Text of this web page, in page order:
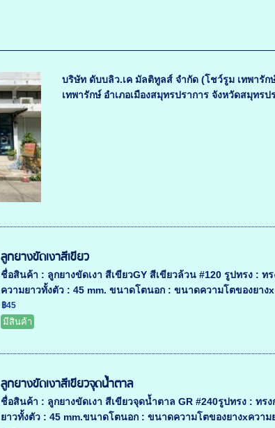
บริษัท ดับบลิว.เค มัลติทูลส์ จำกัด (โชว์รูม เทพารัก
เทพารักษ์ อำเภอเมืองสมุทรปราการ จังหวัดสมุทรป
ลูกยางขัดเงาสีเขียว
ชื่อสินค้า : ลูกยางขัดเงา สีเขียวGY สีเขียวล้วน #120 รูปทรง :
ความยาวทั้งตัว : 45 mm. ขนาดโตนอก : ขนาดความโตของยางx
฿45
มีสินค้า
ลูกยางขัดเงาสีเขียวจุดน้ำตาล
ชื่อสินค้า : ลูกยางขัดเงา สีเขียวจุดน้ำตาล GR #240รูปทรง : ท
ยาวทั้งตัว : 45 mm.ขนาดโตนอก : ขนาดความโตของยางxความ